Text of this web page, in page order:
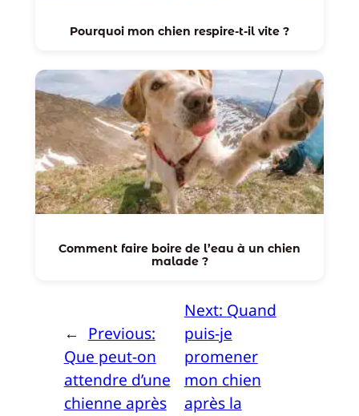
Pourquoi mon chien respire-t-il vite ?
Comment faire boire de l’eau à un chien
malade ?
← Previous:
Que peut-on
attendre d’une
chienne après
Next: Quand
puis-je
promener
mon chien
après la